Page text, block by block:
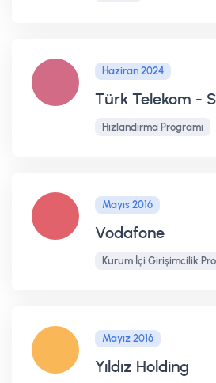
Haziran 2024
Türk Telekom -
Hızlandırma Programı
Mayıs 2016
Vodafone
Kurum İçi Girişimcilik
Mayız 2016
Yıldız Holding